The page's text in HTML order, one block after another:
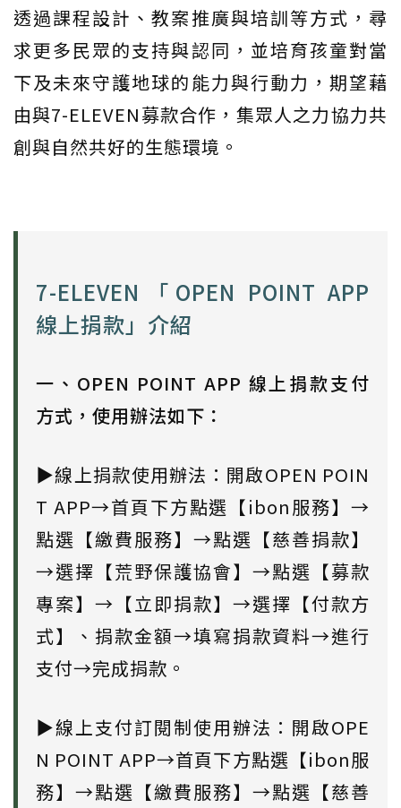
透過課程設計、教案推廣與培訓等方式，尋
求更多民眾的支持與認同，並培育孩童對當
下及未來守護地球的能力與行動力，期望藉
由與7-ELEVEN募款合作，集眾人之力協力共
創與自然共好的生態環境。
7-ELEVEN「OPEN POINT APP
線上捐款」介紹
一、OPEN POINT APP 線上捐款支付
方式，使用辦法如下：
▶線上捐款使用辦法：開啟OPEN POIN
T APP→首頁下方點選【ibon服務】→
點選【繳費服務】→點選【慈善捐款】
→選擇【荒野保護協會】→點選【募款
專案】→【立即捐款】→選擇【付款方
式】、捐款金額→填寫捐款資料→進行
支付→完成捐款。
▶線上支付訂閱制使用辦法：開啟OPE
N POINT APP→首頁下方點選【ibon服
務】→點選【繳費服務】→點選【慈善